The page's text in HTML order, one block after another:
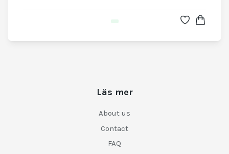
Läs mer
About us
Contact
FAQ